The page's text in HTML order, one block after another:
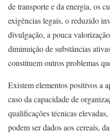
de transporte e da energia, os
exigências legais, o reduzido
divulgação, a pouca
diminuição de substâncias
constituem outros problemas
Existem elementos positivos a
caso da capacidade de
qualificações técnicas
podem ser dados aos cereais,